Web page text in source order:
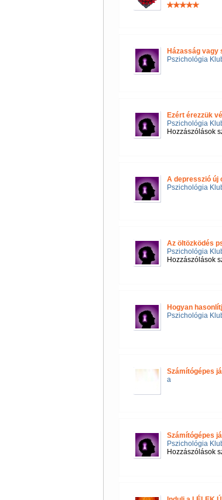
Házasság vagy
Pszichológia
Ezért érezzük
Pszichológia
Hozzászólások
A depresszió új
Pszichológia
Az öltözködés
Pszichológia
Hozzászólások
Hogyan
Pszichológia
Számítógépes
a
Számítógépes
Pszichológia
Hozzászólások